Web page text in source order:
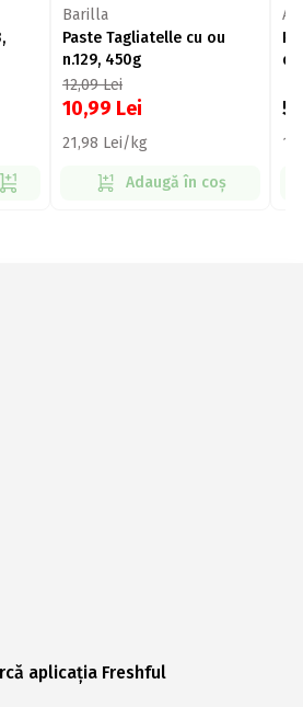
Barilla
Paste Tagliatelle cu ou
n.129, 450g
12,09Lei
10,99 Lei
21,98 Lei/kg
Adaugă în coș
aplicația Freshful